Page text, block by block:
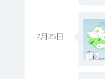
7月25日